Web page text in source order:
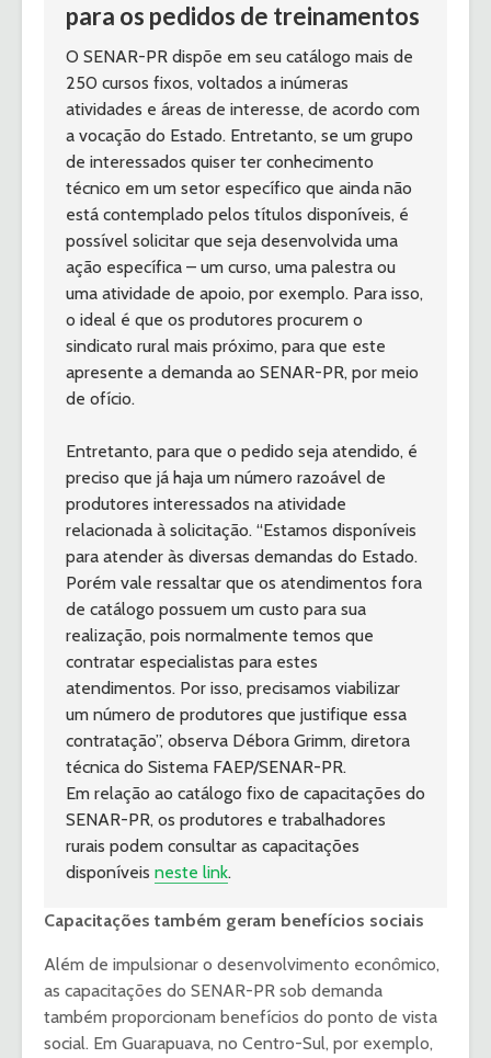
para os pedidos de treinamentos
O SENAR-PR dispõe em seu catálogo mais de
250 cursos fixos, voltados a inúmeras
atividades e áreas de interesse, de acordo com
a vocação do Estado. Entretanto, se um grupo
de interessados quiser ter conhecimento
técnico em um setor específico que ainda não
está contemplado pelos títulos disponíveis, é
possível solicitar que seja desenvolvida uma
ação específica – um curso, uma palestra ou
uma atividade de apoio, por exemplo. Para isso,
o ideal é que os produtores procurem o
sindicato rural mais próximo, para que este
apresente a demanda ao SENAR-PR, por meio
de ofício.
Entretanto, para que o pedido seja atendido, é
preciso que já haja um número razoável de
produtores interessados na atividade
relacionada à solicitação. “Estamos disponíveis
para atender às diversas demandas do Estado.
Porém vale ressaltar que os atendimentos fora
de catálogo possuem um custo para sua
realização, pois normalmente temos que
contratar especialistas para estes
atendimentos. Por isso, precisamos viabilizar
um número de produtores que justifique essa
contratação”, observa Débora Grimm, diretora
técnica do Sistema FAEP/SENAR-PR.
Em relação ao catálogo fixo de capacitações do
SENAR-PR, os produtores e trabalhadores
rurais podem consultar as capacitações
disponíveis neste link.
Capacitações também geram benefícios sociais
Além de impulsionar o desenvolvimento econômico,
as capacitações do SENAR-PR sob demanda
também proporcionam benefícios do ponto de vista
social. Em Guarapuava, no Centro-Sul, por exemplo,